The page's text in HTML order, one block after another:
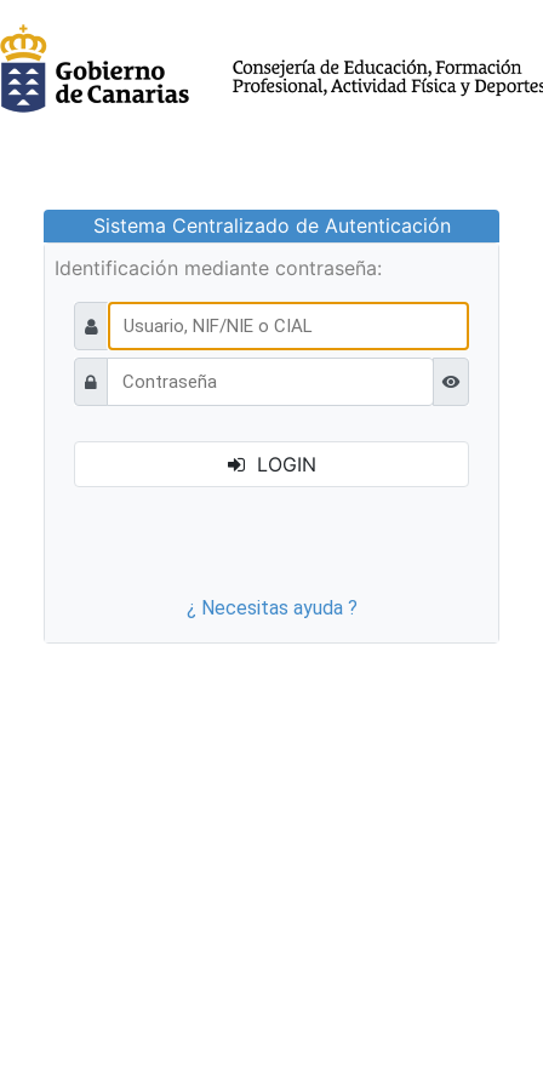
Sistema Centralizado de Autenticación
Identificación mediante contraseña:
Ver
LOGIN
¿ Necesitas ayuda ?